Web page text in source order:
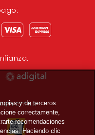
y de terceros
correctamente,
recomendaciones
Haciendo clic